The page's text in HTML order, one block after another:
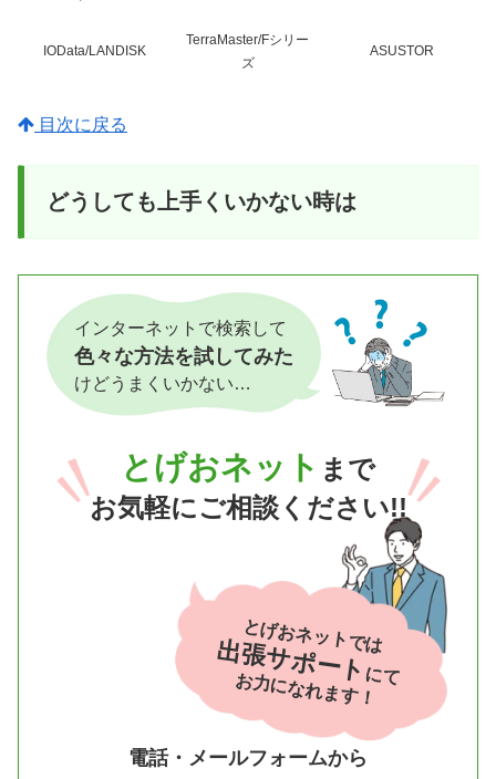
IOData/LANDISK
TerraMaster/Fシリー
ズ
ASUSTOR
目次に戻る
どうしても上手くいかない時は
インターネットで検索して
色々な方法を試してみた
けどうまくいかない…
とげおネット まで
お気軽にご相談ください!!
電話・メールフォームから
とげおネットでは
出張サポートにて
お力になれます！